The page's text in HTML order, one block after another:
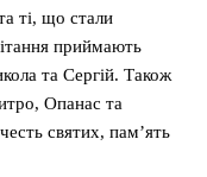
ті, що стали
приймають
та Сергій. Також
Опанас та
святих, пам’ять